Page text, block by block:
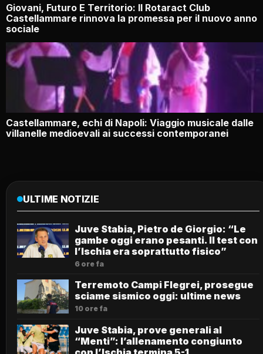
Giovani, Futuro E Territorio: Il Rotaract Club
Castellammare rinnova la promessa per il nuovo anno
sociale
Castellammare, echi di Napoli: Viaggio musicale dalle
villanelle medioevali ai successi contemporanei
ULTIME NOTIZIE
Juve Stabia, Pietro de Giorgio: “Le
gambe oggi erano pesanti. Il test con
l’Ischia era soprattutto fisico”
6 ore fa
Terremoto Campi Flegrei, prosegue
sciame sismico oggi: ultime news
10 ore fa
Juve Stabia, prove generali al
“Menti”: l’allenamento congiunto